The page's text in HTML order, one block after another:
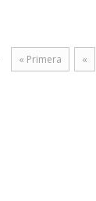
« Primera «